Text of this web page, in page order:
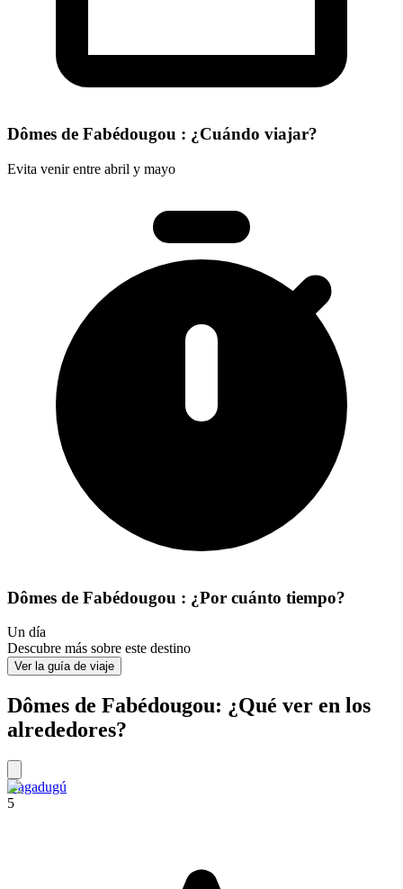
Dômes de Fabédougou : ¿Cuándo viajar?
Evita venir entre abril y mayo
Dômes de Fabédougou : ¿Por cuánto tiempo?
Un día
Descubre más sobre este destino
Ver la guía de viaje
Dômes de Fabédougou: ¿Qué ver en los
alrededores?
Uagadugú
5